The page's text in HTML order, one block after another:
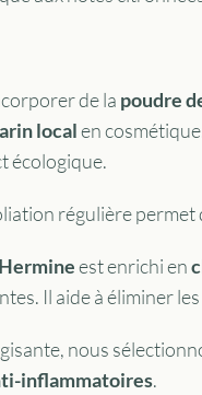
de la poudre
localen
écologique.
régulière
Hermineest enrichi en
Il aide à éliminer
nous
inflammatoires.